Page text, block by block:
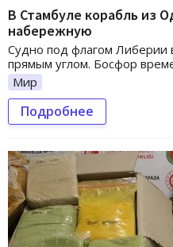
В Стамбуле корабль из
набережную
Судно под флагом Либерии
прямым углом. Босфор
Мир
Подробнее